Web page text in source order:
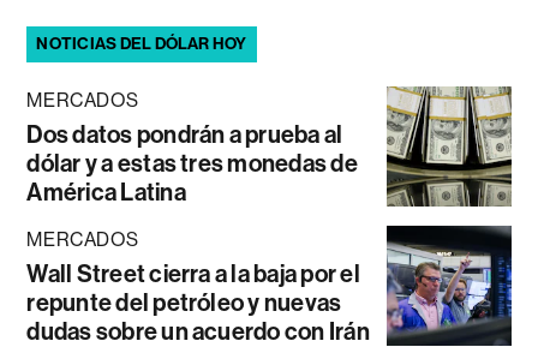
NOTICIAS DEL DÓLAR HOY
MERCADOS
Dos datos pondrán a prueba al
dólar y a estas tres monedas de
América Latina
MERCADOS
Wall Street cierra a la baja por el
repunte del petróleo y nuevas
dudas sobre un acuerdo con Irán